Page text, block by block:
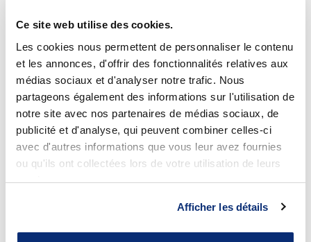
Ce site web utilise des cookies.
Les cookies nous permettent de personnaliser le contenu
et les annonces, d'offrir des fonctionnalités relatives aux
médias sociaux et d'analyser notre trafic. Nous
partageons également des informations sur l'utilisation de
notre site avec nos partenaires de médias sociaux, de
publicité et d'analyse, qui peuvent combiner celles-ci
avec d'autres informations que vous leur avez fournies
ou qu'ils ont collectées lors de votre utilisation de leurs
services.
Afficher les détails
Nos centres de transfert de
technologie